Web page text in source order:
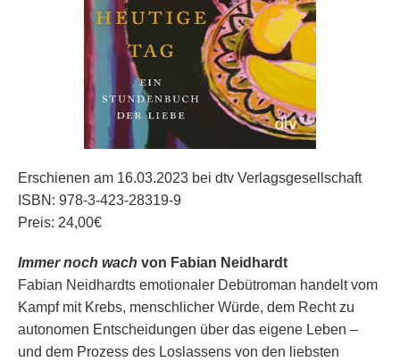
Erschienen am 16.03.2023 bei dtv Verlagsgesellschaft
ISBN: 978-3-423-28319-9
Preis: 24,00€
Immer noch wach von Fabian Neidhardt
Fabian Neidhardts emotionaler Debütroman handelt vom
Kampf mit Krebs, menschlicher Würde, dem Recht zu
autonomen Entscheidungen über das eigene Leben –
und dem Prozess des Loslassens von den liebsten